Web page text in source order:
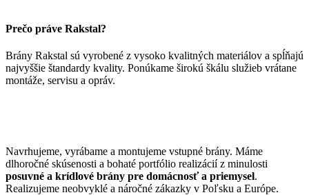
Prečo práve Rakstal?
Brány Rakstal sú vyrobené z vysoko kvalitných materiálov a spĺňajú
najvyššie štandardy kvality. Ponúkame širokú škálu služieb vrátane
montáže, servisu a opráv.
Navrhujeme, vyrábame a montujeme vstupné brány. Máme
dlhoročné skúsenosti a bohaté portfólio realizácií z minulosti
posuvné a krídlové brány pre domácnosť a priemysel.
Realizujeme neobvyklé a náročné zákazky v Poľsku a Európe.